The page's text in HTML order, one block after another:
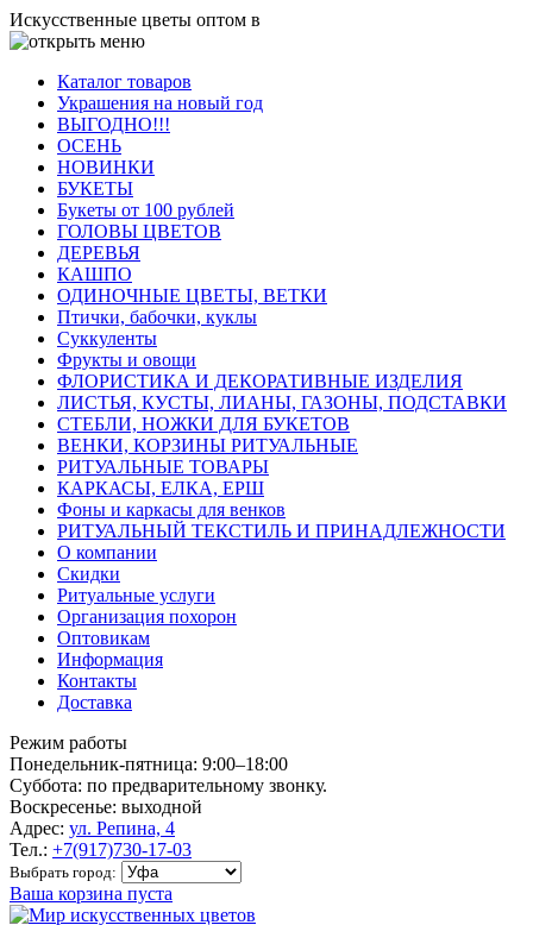
Искусственные цветы оптом в
Каталог товаров
Украшения на новый год
ВЫГОДНО!!!
ОСЕНЬ
НОВИНКИ
БУКЕТЫ
Букеты от 100 рублей
ГОЛОВЫ ЦВЕТОВ
ДЕРЕВЬЯ
КАШПО
ОДИНОЧНЫЕ ЦВЕТЫ, ВЕТКИ
Птички, бабочки, куклы
Суккуленты
Фрукты и овощи
ФЛОРИСТИКА И ДЕКОРАТИВНЫЕ ИЗДЕЛИЯ
ЛИСТЬЯ, КУСТЫ, ЛИАНЫ, ГАЗОНЫ, ПОДСТАВКИ
СТЕБЛИ, НОЖКИ ДЛЯ БУКЕТОВ
ВЕНКИ, КОРЗИНЫ РИТУАЛЬНЫЕ
РИТУАЛЬНЫЕ ТОВАРЫ
КАРКАСЫ, ЕЛКА, ЕРШ
Фоны и каркасы для венков
РИТУАЛЬНЫЙ ТЕКСТИЛЬ И ПРИНАДЛЕЖНОСТИ
О компании
Скидки
Ритуальные услуги
Организация похорон
Оптовикам
Информация
Контакты
Доставка
Режим работы
Понедельник-пятница: 9:00–18:00
Суббота: по предварительному звонку.
Воскресенье: выходной
Адрес: ул. Репина, 4
Тел.: +7(917)730-17-03
Выбрать город:
Ваша корзина пуста